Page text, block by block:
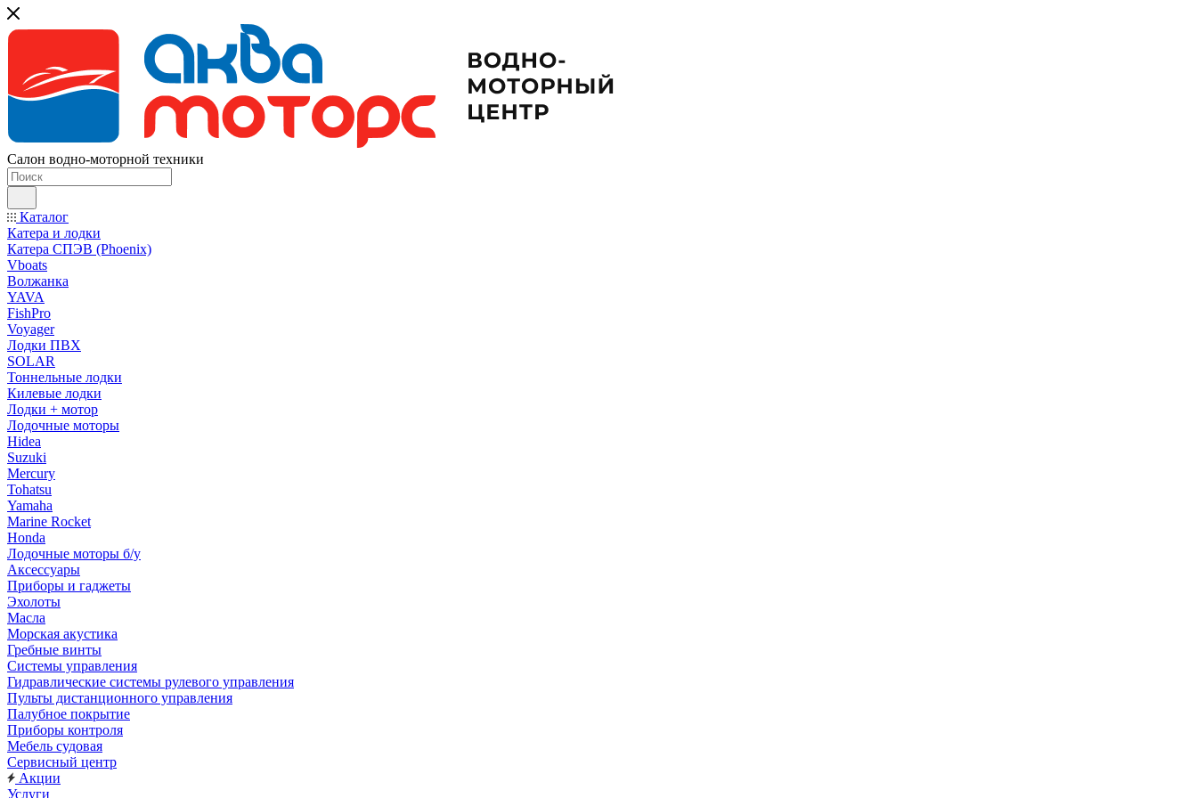
Салон водно-моторной техники
Каталог
Катера и лодки
Катера СПЭВ (Phoenix)
Vboats
Волжанка
YAVA
FishPro
Voyager
Лодки ПВХ
SOLAR
Тоннельные лодки
Килевые лодки
Лодки + мотор
Лодочные моторы
Hidea
Suzuki
Mercury
Tohatsu
Yamaha
Marine Rocket
Honda
Лодочные моторы б/у
Аксессуары
Приборы и гаджеты
Эхолоты
Масла
Морская акустика
Гребные винты
Системы управления
Гидравлические системы рулевого управления
Пульты дистанционного управления
Палубное покрытие
Приборы контроля
Мебель судовая
Сервисный центр
Акции
Услуги